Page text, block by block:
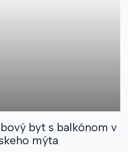
byt s balkónom v
mýta